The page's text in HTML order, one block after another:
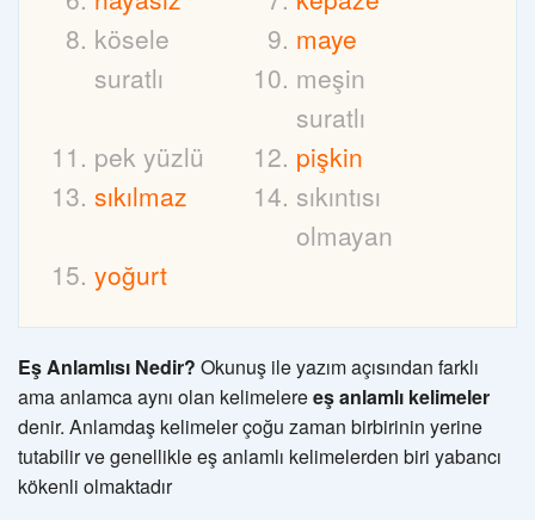
kösele
suratlı
maye
meşin
suratlı
pek yüzlü
pişkin
sıkılmaz
sıkıntısı
olmayan
yoğurt
Eş Anlamlısı Nedir? Okunuş ile yazım açısından farklı
ama anlamca aynı olan kelimelereeş anlamlı kelimeler
denir. Anlamdaş kelimeler çoğu zaman birbirinin yerine
tutabilir ve genellikle eş anlamlı kelimelerden biri yabancı
kökenli olmaktadır